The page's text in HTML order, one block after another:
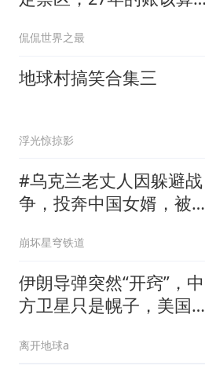
侃侃世界之最
地球村搞笑合集三
浮光惊掠影
#乌克兰老丈人因躲避战
争，投奔中国女婿，被眼
崩坏星穹铁道
伊朗导弹突然“开窍”，中
方卫星只是幌子，美国真
离开地球a